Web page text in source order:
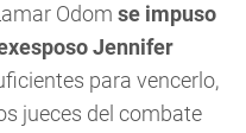
Odom se impuso
Jennifer
para vencerlo,
jueces del combate